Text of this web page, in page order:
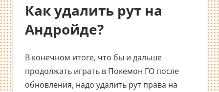
Как удалить рут на
Андройде?
В конечном итоге, что бы и дальше
продолжать играть в Покемон ГО после
обновления, надо удалить рут права на